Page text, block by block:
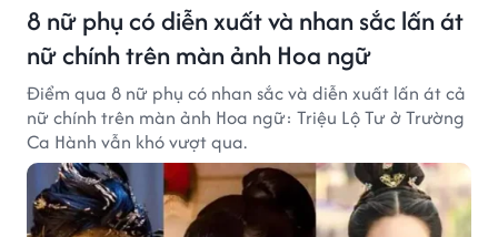
8 nữ phụ có diễn xuất và nhan sắc lấn át
nữ chính trên màn ảnh Hoa ngữ
Điểm qua 8 nữ phụ có nhan sắc và diễn xuất lấn át cả
nữ chính trên màn ảnh Hoa ngữ: Triệu Lộ Tư ở Trường
Ca Hành vẫn khó vượt qua.